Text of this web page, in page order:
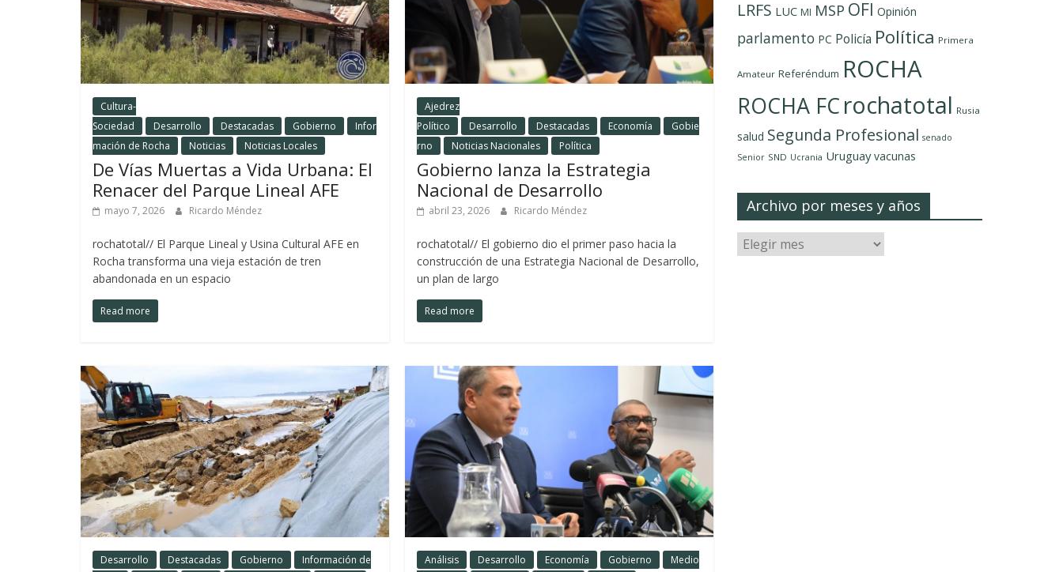
Cultura-
Sociedad
Desarrollo Destacadas Gobierno
Infor
mación de Rocha
Noticias Noticias Locales
De Vías Muertas a Vida Urbana: El
Renacer del Parque Lineal AFE
mayo 7, 2026 Ricardo Méndez
rochatotal// El Parque Lineal y Usina Cultural AFE en
Rocha transforma una vieja estación de tren
abandonada en un espacio
Read more
Ajedrez
Político
Desarrollo Destacadas Economía
Gobie
rno
Noticias Nacionales Política
Gobierno lanza la Estrategia
Nacional de Desarrollo
abril 23, 2026 Ricardo Méndez
rochatotal// El gobierno dio el primer paso hacia la
construcción de una Estrategia Nacional de Desarrollo,
un plan de largo
Read more
Desarrollo Destacadas Gobierno
Información de
Análisis Desarrollo Economía Gobierno
Medio
LRFS LUC MI MSP OFI Opinión
parlamento PC Policía Política Primera
Amateur Referéndum ROCHA
ROCHA FCrochatotal Rusia
salud Segunda Profesional senado
Senior SND Ucrania Uruguay vacunas
Archivo por meses y años